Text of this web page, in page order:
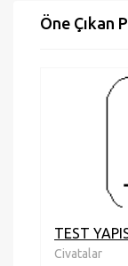
Öne Çıkan
TEST
Civatalar